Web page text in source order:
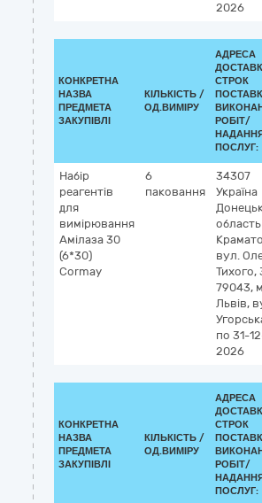
2026
КОНКРЕТНА
НАЗВА
ПРЕДМЕТА
ЗАКУПІВЛІ
КІЛЬКІСТЬ /
ОД.ВИМІРУ
АДРЕСА
СТРОК
РОБІТ/
ПОСЛУГ:
Набір
реагентів
для
вимірювання
Амілаза 30
(6*30)
Cormay
6
паковання
34307
Україна
область
вул.
Тихого,
79043,
Львів,
по 31-
2026
КОНКРЕТНА
НАЗВА
ПРЕДМЕТА
ЗАКУПІВЛІ
КІЛЬКІСТЬ /
ОД.ВИМІРУ
АДРЕСА
СТРОК
РОБІТ/
ПОСЛУГ: